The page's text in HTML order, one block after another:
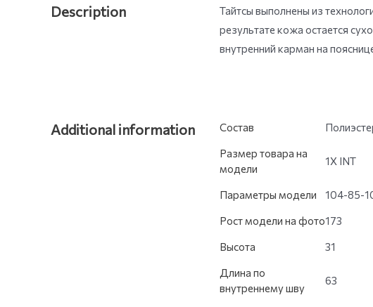
Description
Тайтсы выполнены из
результате кожа остается
внутренний карман на
Additional information Состав
Размер товара на
модели
1X INT
Параметры модели 104-85-
Рост модели на фото173
Высота 31
Длина по
внутреннему шву
63